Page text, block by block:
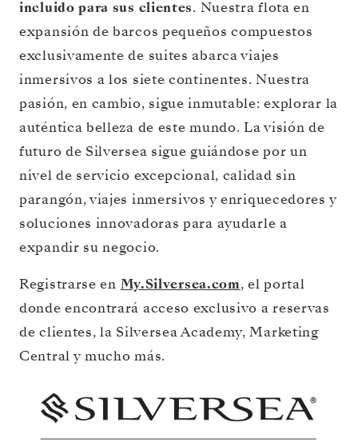
incluido para sus clientes. Nuestra flota en
expansión de barcos pequeños compuestos
exclusivamente de suites abarca viajes
inmersivos a los siete continentes. Nuestra
pasión, en cambio, sigue inmutable: explorar la
auténtica belleza de este mundo. La visión de
futuro de Silversea sigue guiándose por un
nivel de servicio excepcional, calidad sin
parangón, viajes inmersivos y enriquecedores y
soluciones innovadoras para ayudarle a
expandir su negocio.
Registrarse en My.Silversea.com, el portal
donde encontrará acceso exclusivo a reservas
de clientes, la Silversea Academy, Marketing
Central y mucho más.